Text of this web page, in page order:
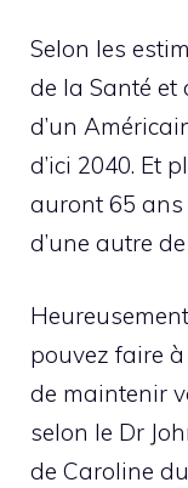
Selon les
de la Santé et
d’un
d’ici 2040. Et
auront 65 ans
d’une autre
pouvez faire
de maintenir
selon le Dr
de Caroline